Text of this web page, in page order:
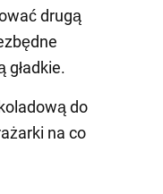
drugą
gładkie.
do
na co